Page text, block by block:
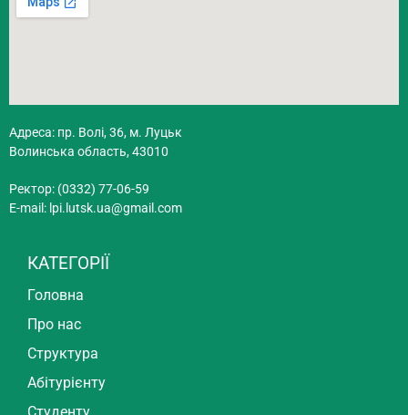
Адреса: пр. Волі, 36, м. Луцьк
Волинська область, 43010
Ректор: (0332) 77-06-59
E-mail: lpi.lutsk.ua@gmail.com
КАТЕГОРІЇ
Головна
Про нас
Структура
Абітурієнту